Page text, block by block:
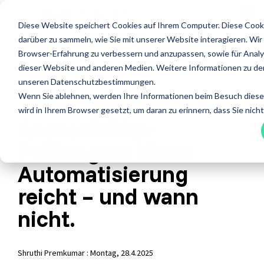
Diese Website speichert Cookies auf Ihrem Computer. Diese
darüber zu sammeln, wie Sie mit unserer Website interagieren.
Browser-Erfahrung zu verbessern und anzupassen, sowie für
dieser Website und anderen Medien. Weitere Informationen zu
unseren Datenschutzbestimmungen.
Wenn Sie ablehnen, werden Ihre Informationen beim Besuch
wird in Ihrem Browser gesetzt, um daran zu erinnern, dass Sie
main
content.Leistungen
Alle anzeigen
Accessibility Testing
Last- und Performance
Offshore Test Center
Leistungen
Penetration Testing
Testautomatisierung
Testberatung
Testmanagement
ISTQB Certified Tester
AI Testing
Testing with GenAI
Test Management
Test Automation Engineering
IREB Certified
Engineering
RE@Agile Primer
Automatisierung
reicht – und wann
nicht.
Shruthi Premkumar: Montag, 28.4.2025